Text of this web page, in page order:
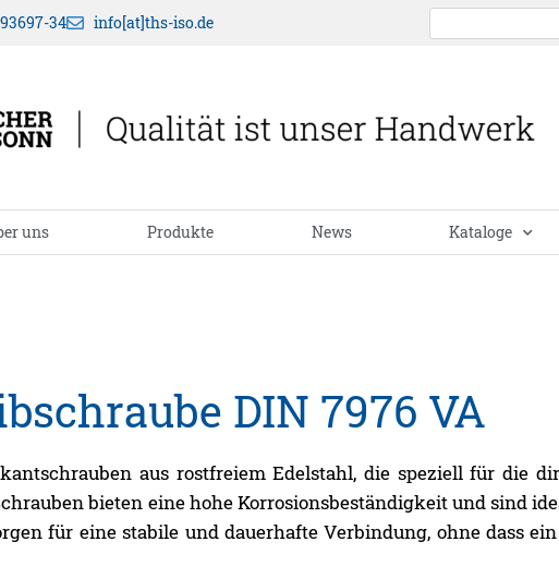
34 info[at]ths-iso.de
uns Produkte News Kataloge
DIN 7976 VA
aus rostfreiem Edelstahl, die speziell für die
bieten eine hohe Korrosionsbeständigkeit und sind
für eine stabile und dauerhafte Verbindung, ohne dass